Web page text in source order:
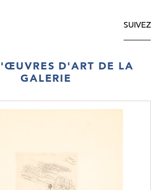
SUIVEZ
D'ART DE LA
GALERIE